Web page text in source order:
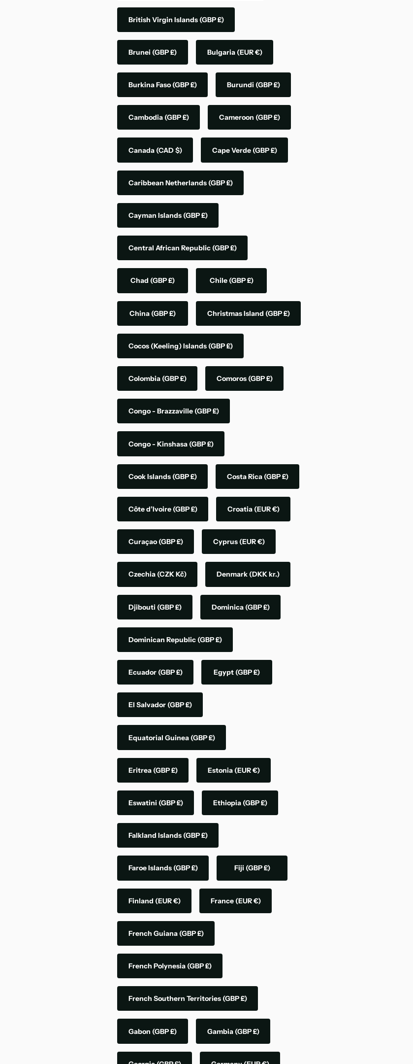
British Virgin Islands (GBP £)
Brunei (GBP £) Bulgaria (EUR €)
Burkina Faso(GBP £) Burundi (GBP £)
Cambodia (GBP £) Cameroon (GBP £)
Canada (CAD $) Cape Verde (GBP £)
Caribbean Netherlands (GBP £)
Cayman Islands (GBP £)
Central African Republic (GBP £)
Chad (GBP £) Chile (GBP £)
China (GBP £) Christmas Island (GBP £)
Cocos (Keeling) Islands (GBP £)
Colombia (GBP £) Comoros (GBP £)
Congo - Brazzaville (GBP £)
Congo - Kinshasa (GBP £)
Cook Islands (GBP £) Costa Rica (GBP £)
Côte d’Ivoire (GBP £) Croatia (EUR €)
Curaçao(GBP £) Cyprus (EUR €)
Czechia (CZK Kč) Denmark (DKK kr.)
Djibouti (GBP £) Dominica (GBP £)
Dominican Republic (GBP £)
Ecuador (GBP £) Egypt (GBP £)
El Salvador (GBP £)
Equatorial Guinea (GBP £)
Eritrea (GBP £) Estonia (EUR €)
Eswatini (GBP £) Ethiopia (GBP £)
Falkland Islands (GBP £)
Faroe Islands (GBP £) Fiji (GBP £)
Finland (EUR €) France (EUR €)
French Guiana (GBP £)
French Polynesia (GBP £)
French Southern Territories (GBP £)
Gabon (GBP £) Gambia (GBP £)